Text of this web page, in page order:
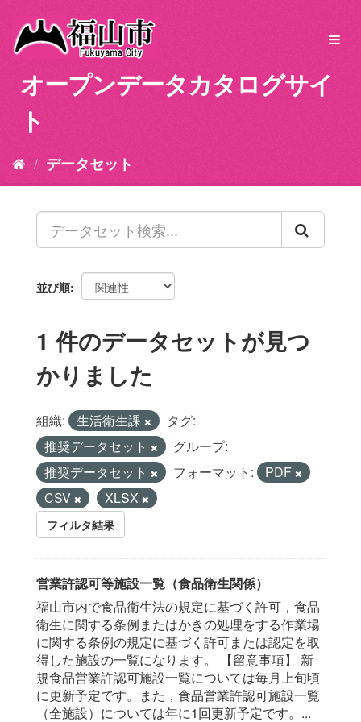
オープンデータカタログサイ
ト
データセット
並び順
1 件のデータセットが見つ
かりました
組織: 生活衛生課
タグ:
推奨データセット
グループ:
推奨データセット
フォーマット:
PDF
CSV
XLSX
フィルタ結果
営業許認可等施設一覧（食品衛生関係）
福山市内で食品衛生法の規定に基づく許可，食品
衛生に関する条例またはかきの処理をする作業場
に関する条例の規定に基づく許可または認定を取
得した施設の一覧になります。 【留意事項】 新
規食品営業許認可施設一覧については毎月上旬頃
に更新予定です。また，食品営業許認可施設一覧
（全施設）については年に1回更新予定です。...